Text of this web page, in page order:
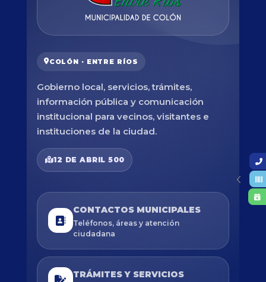
COLÓN · ENTRE RÍOS
Gobierno local, servicios, trámites,
información pública y comunicación
institucional para vecinos, visitantes e
instituciones de la ciudad.
12 DE ABRIL 500
CONTACTOS MUNICIPALES
Teléfonos, áreas y atención
ciudadana
TRÁMITES Y SERVICIOS